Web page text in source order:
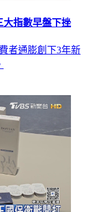
指數早盤下挫
者通膨創下3年新